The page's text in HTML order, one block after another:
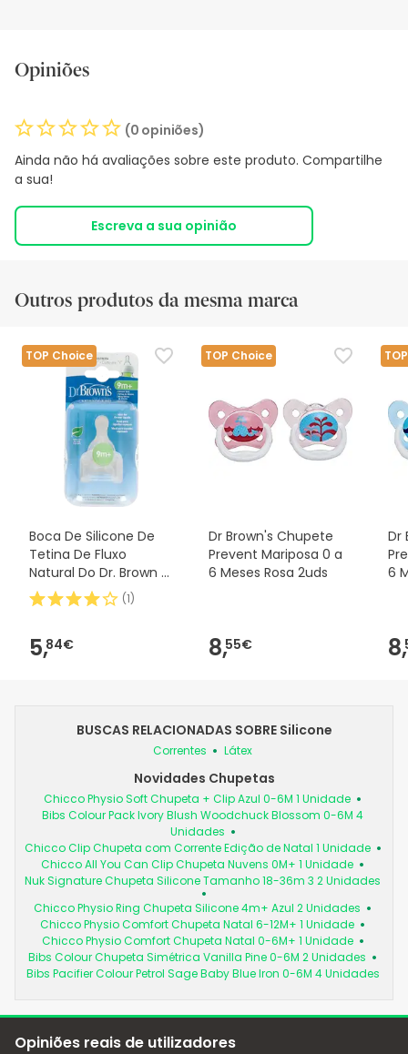
Opiniões
(0 opiniões)
Ainda não há avaliações sobre este produto. Compartilhe
a sua!
Escreva a sua opinião
Outros produtos da mesma marca
TOP Choice
Boca De Silicone De
Tetina De Fluxo
Natural Do Dr. Brown E
Padrão 2uds
(1)
5,84€
TOP Choice
Dr Brown's Chupete
Prevent Mariposa 0 a
6 Meses Rosa 2uds
8,55€
Dr
6
8,
BUSCAS RELACIONADAS SOBRE Silicone
Correntes Látex
Novidades Chupetas
Chicco Physio Soft Chupeta + Clip Azul 0-6M 1 Unidade
Bibs Colour Pack Ivory Blush Woodchuck Blossom 0-6M 4
Unidades
Chicco Clip Chupeta com Corrente Edição de Natal 1 Unidade
Chicco All You Can Clip Chupeta Nuvens 0M+ 1 Unidade
Nuk Signature Chupeta Silicone Tamanho 18-36m 3 2 Unidades
Chicco Physio Ring Chupeta Silicone 4m+ Azul 2 Unidades
Chicco Physio Comfort Chupeta Natal 6-12M+ 1 Unidade
Chicco Physio Comfort Chupeta Natal 0-6M+ 1 Unidade
Bibs Colour Chupeta Simétrica Vanilla Pine 0-6M 2 Unidades
Bibs Pacifier Colour Petrol Sage Baby Blue Iron 0-6M 4 Unidades
Opiniões reais de utilizadores